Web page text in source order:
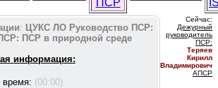
ПСР
: ЦУКС ЛО Руководство ПСР:
ПСР в природной среде
информация:
время: (00:00)
Сейчас:
Дежурный
руководитель
ПСР:
Теряев
Кирилл
Владимирович
АПСР